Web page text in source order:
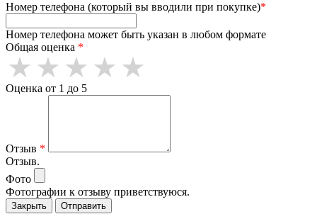
Номер телефона (который вы вводили при покупке)*
Номер телефона может быть указан в любом формате
Общая оценка *
Оценка от 1 до 5
Отзыв *
Отзыв.
Фото
Фотографии к отзыву приветствуюся.
Закрыть Отправить